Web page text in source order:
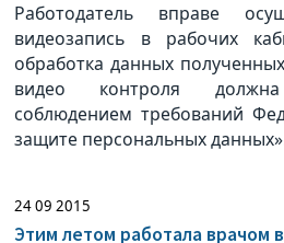
Работодатель вправе
видеозапись в рабочих
обработка данных
видео контроля
соблюдением требований
защите персональных
24 09 2015
Этим летом работала врачом